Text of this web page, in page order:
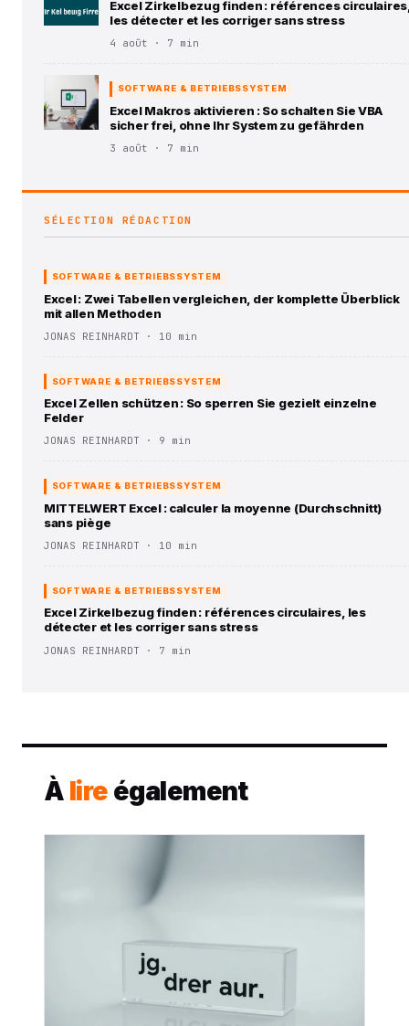
Excel Zirkelbezug finden : références
les détecter et les corriger sans stress
4 août · 7 min
SOFTWARE & BETRIEBSSYSTEM
Excel Makros aktivieren : So schalten Sie VBA
sicher frei, ohne Ihr System zu gefährden
3 août · 7 min
SÉLECTION RÉDACTION
SOFTWARE & BETRIEBSSYSTEM
Excel : Zwei Tabellen vergleichen, der komplette Überblick
mit allen Methoden
JONAS REINHARDT · 10 min
SOFTWARE & BETRIEBSSYSTEM
Excel Zellen schützen : So sperren Sie gezielt einzelne
Felder
JONAS REINHARDT · 9 min
SOFTWARE & BETRIEBSSYSTEM
MITTELWERT Excel : calculer la moyenne (Durchschnitt)
sans piège
JONAS REINHARDT · 10 min
SOFTWARE & BETRIEBSSYSTEM
Excel Zirkelbezug finden : références circulaires, les
détecter et les corriger sans stress
JONAS REINHARDT · 7 min
À lire également